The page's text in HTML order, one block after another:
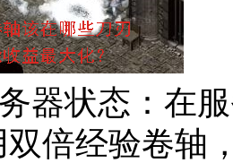
器状态：在
倍经验卷轴